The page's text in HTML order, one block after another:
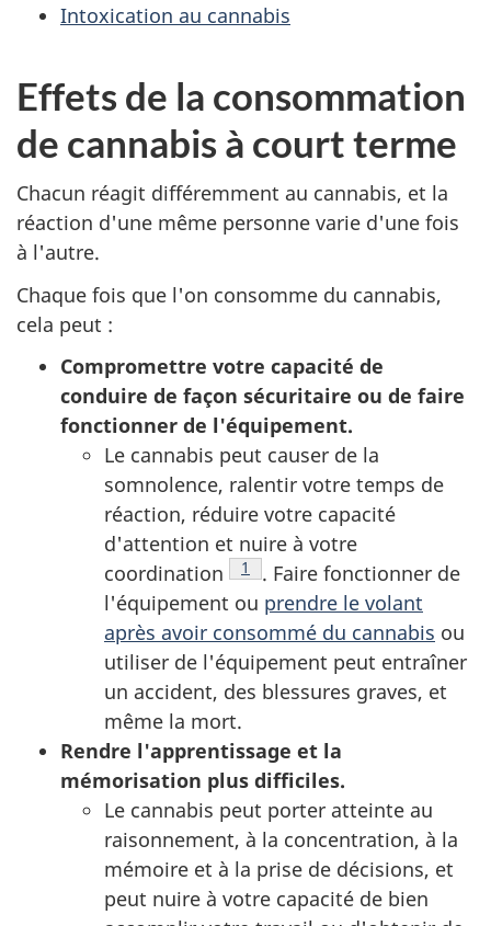
Intoxication au cannabis
Effets de la consommation
de cannabis à court terme
Chacun réagit différemment au cannabis, et la
réaction d'une même personne varie d'une fois
à l'autre.
Chaque fois que l'on consomme du cannabis,
cela peut :
Compromettre votre capacité de
conduire de façon sécuritaire ou de faire
fonctionner de l'équipement.
Le cannabis peut causer de la
somnolence, ralentir votre temps de
réaction, réduire votre capacité
d'attention et nuire à votre
coordination
Note de bas de page
1
. Faire fonctionner de
l'équipement ou prendre le volant
après avoir consommé du cannabis ou
utiliser de l'équipement peut entraîner
un accident, des blessures graves, et
même la mort.
Rendre l'apprentissage et la
mémorisation plus difficiles.
Le cannabis peut porter atteinte au
raisonnement, à la concentration, à la
mémoire et à la prise de décisions, et
peut nuire à votre capacité de bien